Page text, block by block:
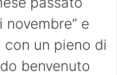
novembre” e
con un pieno di
benvenuto